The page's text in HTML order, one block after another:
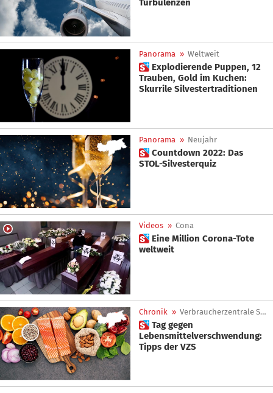
Turbulenzen
Panorama » Weltweit
 Explodierende Puppen, 12
Trauben, Gold im Kuchen:
Skurrile Silvestertraditionen
Panorama » Neujahr
 Countdown 2022: Das
STOL-Silvesterquiz
Videos » Cona
 Eine Million Corona-Tote
weltweit
Chronik » Verbraucherzentrale Südtirol
 Tag gegen
Lebensmittelverschwendung:
Tipps der VZS